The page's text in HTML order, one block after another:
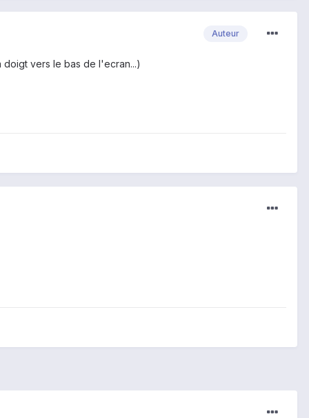
Auteur
doigt vers le bas de l'ecran...)